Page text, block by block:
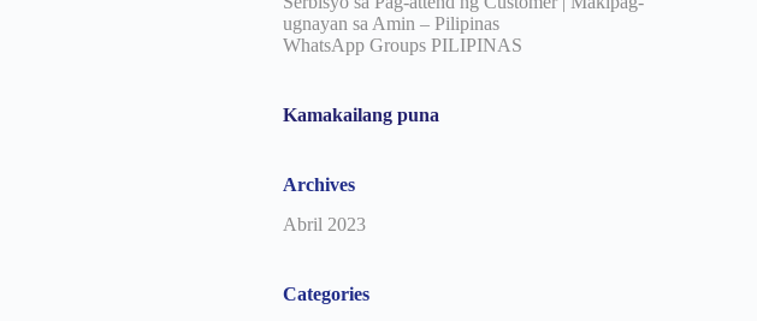
ugnayan sa Amin – Pilipinas
WhatsApp Groups PILIPINAS
Kamakailang puna
Archives
Abril 2023
Categories